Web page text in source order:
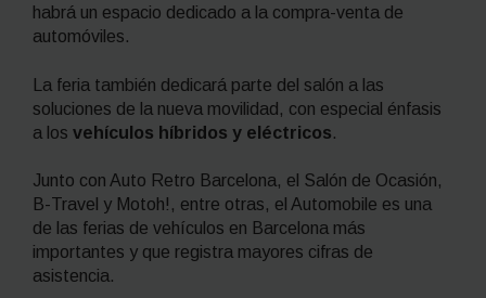
habrá un espacio dedicado a la compra-venta de
automóviles.
La feria también dedicará parte del salón a las
soluciones de la nueva movilidad, con especial énfasis
a los vehículos híbridos y eléctricos.
Junto con Auto Retro Barcelona, el Salón de Ocasión,
B-Travel y Motoh!, entre otras, el Automobile es una
de las ferias de vehículos en Barcelona más
importantes y que registra mayores cifras de
asistencia.